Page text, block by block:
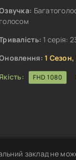
голосом
1 серія:
1 Сезон,
FHD 1080
заклад не